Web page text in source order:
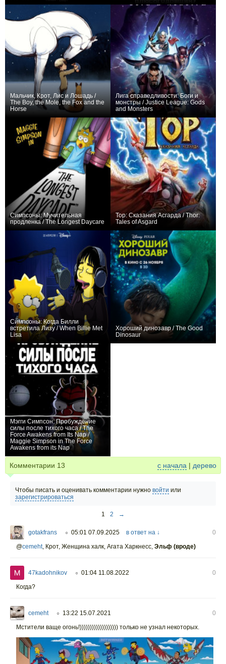
Мальчик, Крот, Лис и Лошадь /
The Boy, the Mole, the Fox and the
Horse
Лига справедливости: Боги и
монстры / Justice League: Gods
and Monsters
Симпсоны: Мучительная
продленка / The Longest Daycare
Тор: Сказания Асгарда / Thor:
Tales of Asgard
Симпсоны: Когда Билли
встретила Лизу / When Billie Met
Lisa
Хороший динозавр / The Good
Dinosaur
Мэгги Симпсон: Пробуждение
силы после тихого часа / The
Force Awakens from Its Nap /
Maggie Simpson in The Force
Awakens from its Nap
Комментарии 13 с начала | дерево
Чтобы писать и оценивать комментарии нужно войти или
зарегистрироваться
1 2 →
gotakfrans ○ 05:01 07.09.2025 в ответ на ↓
0
@cemeht, Крот, Женщина халк, Агата Харкнесс, Эльф (вроде)
47kadohnikov ○ 01:04 11.08.2022
0
Когда?
cemeht ○ 13:22 15.07.2021
0
Мстители ваще огонь!))))))))))))))))))) только не узнал некоторых.